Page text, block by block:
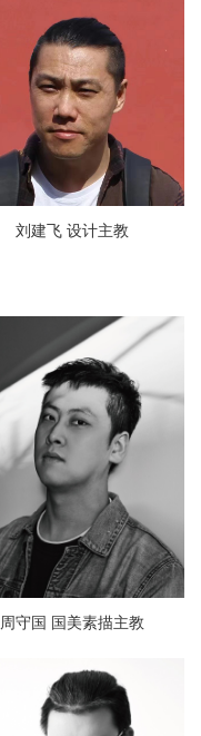
刘建飞 设计主教
周守国 国美素描主教